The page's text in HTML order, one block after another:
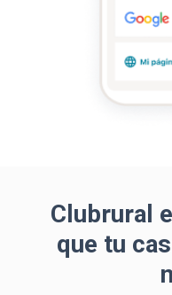
Clubrural
que tu